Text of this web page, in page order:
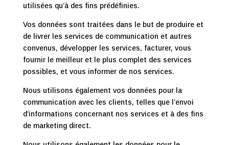
utilisées qu’à des fins prédéfinies.
Vos données sont traitées dans le but de produire et
de livrer les services de communication et autres
convenus, développer les services, facturer, vous
fournir le meilleur et le plus complet des services
possibles, et vous informer de nos services.
Nous utilisons également vos données pour la
communication avec les clients, telles que l’envoi
d’informations concernant nos services et à des fins
de marketing direct.